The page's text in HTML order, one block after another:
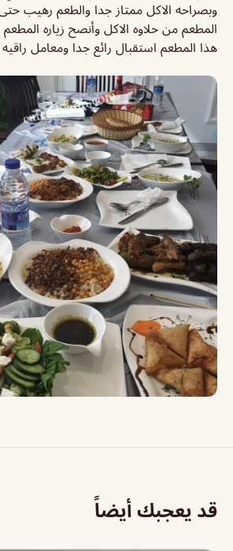
وبصراحه الاكل ممتاز جدا والطعم رهيب
المطعم من حلاوه الاكل وأنصح زياره
هذا المطعم استقبال رائع جدا ومعامل
قد يعجبك أيضاً